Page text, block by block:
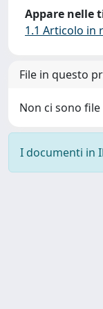
Appare nelle
1.1 Articolo in
File in questo
Non ci sono
I documenti in